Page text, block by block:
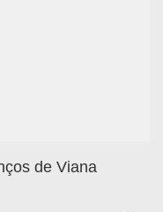
de Viana